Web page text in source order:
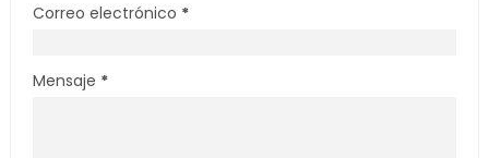
Correo electrónico *
Mensaje *